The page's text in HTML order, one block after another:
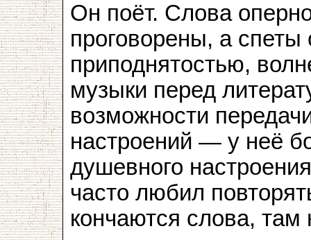
Он поёт. Слова
проговорены, а спеты
приподнятостью,
музыки перед
возможности
настроений — у неё
душевного
часто любил
кончаются слова, там